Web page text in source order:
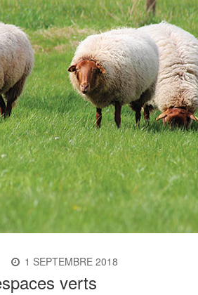
1 SEPTEMBRE 2018
verts